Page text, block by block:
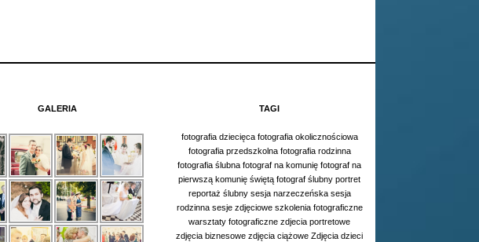
GALERIA TAGI
fotografia dziecięca fotografia okolicznościowa
fotografia przedszkolna fotografia rodzinna
fotografia ślubna fotograf na komunię fotograf na
pierwszą komunię świętą fotograf ślubny portret
reportaż ślubny sesja narzeczeńska sesja
rodzinna sesje zdjęciowe szkolenia fotograficzne
warsztaty fotograficzne zdjecia portretowe
zdjęcia biznesowe zdjęcia ciążowe Zdjęcia dzieci